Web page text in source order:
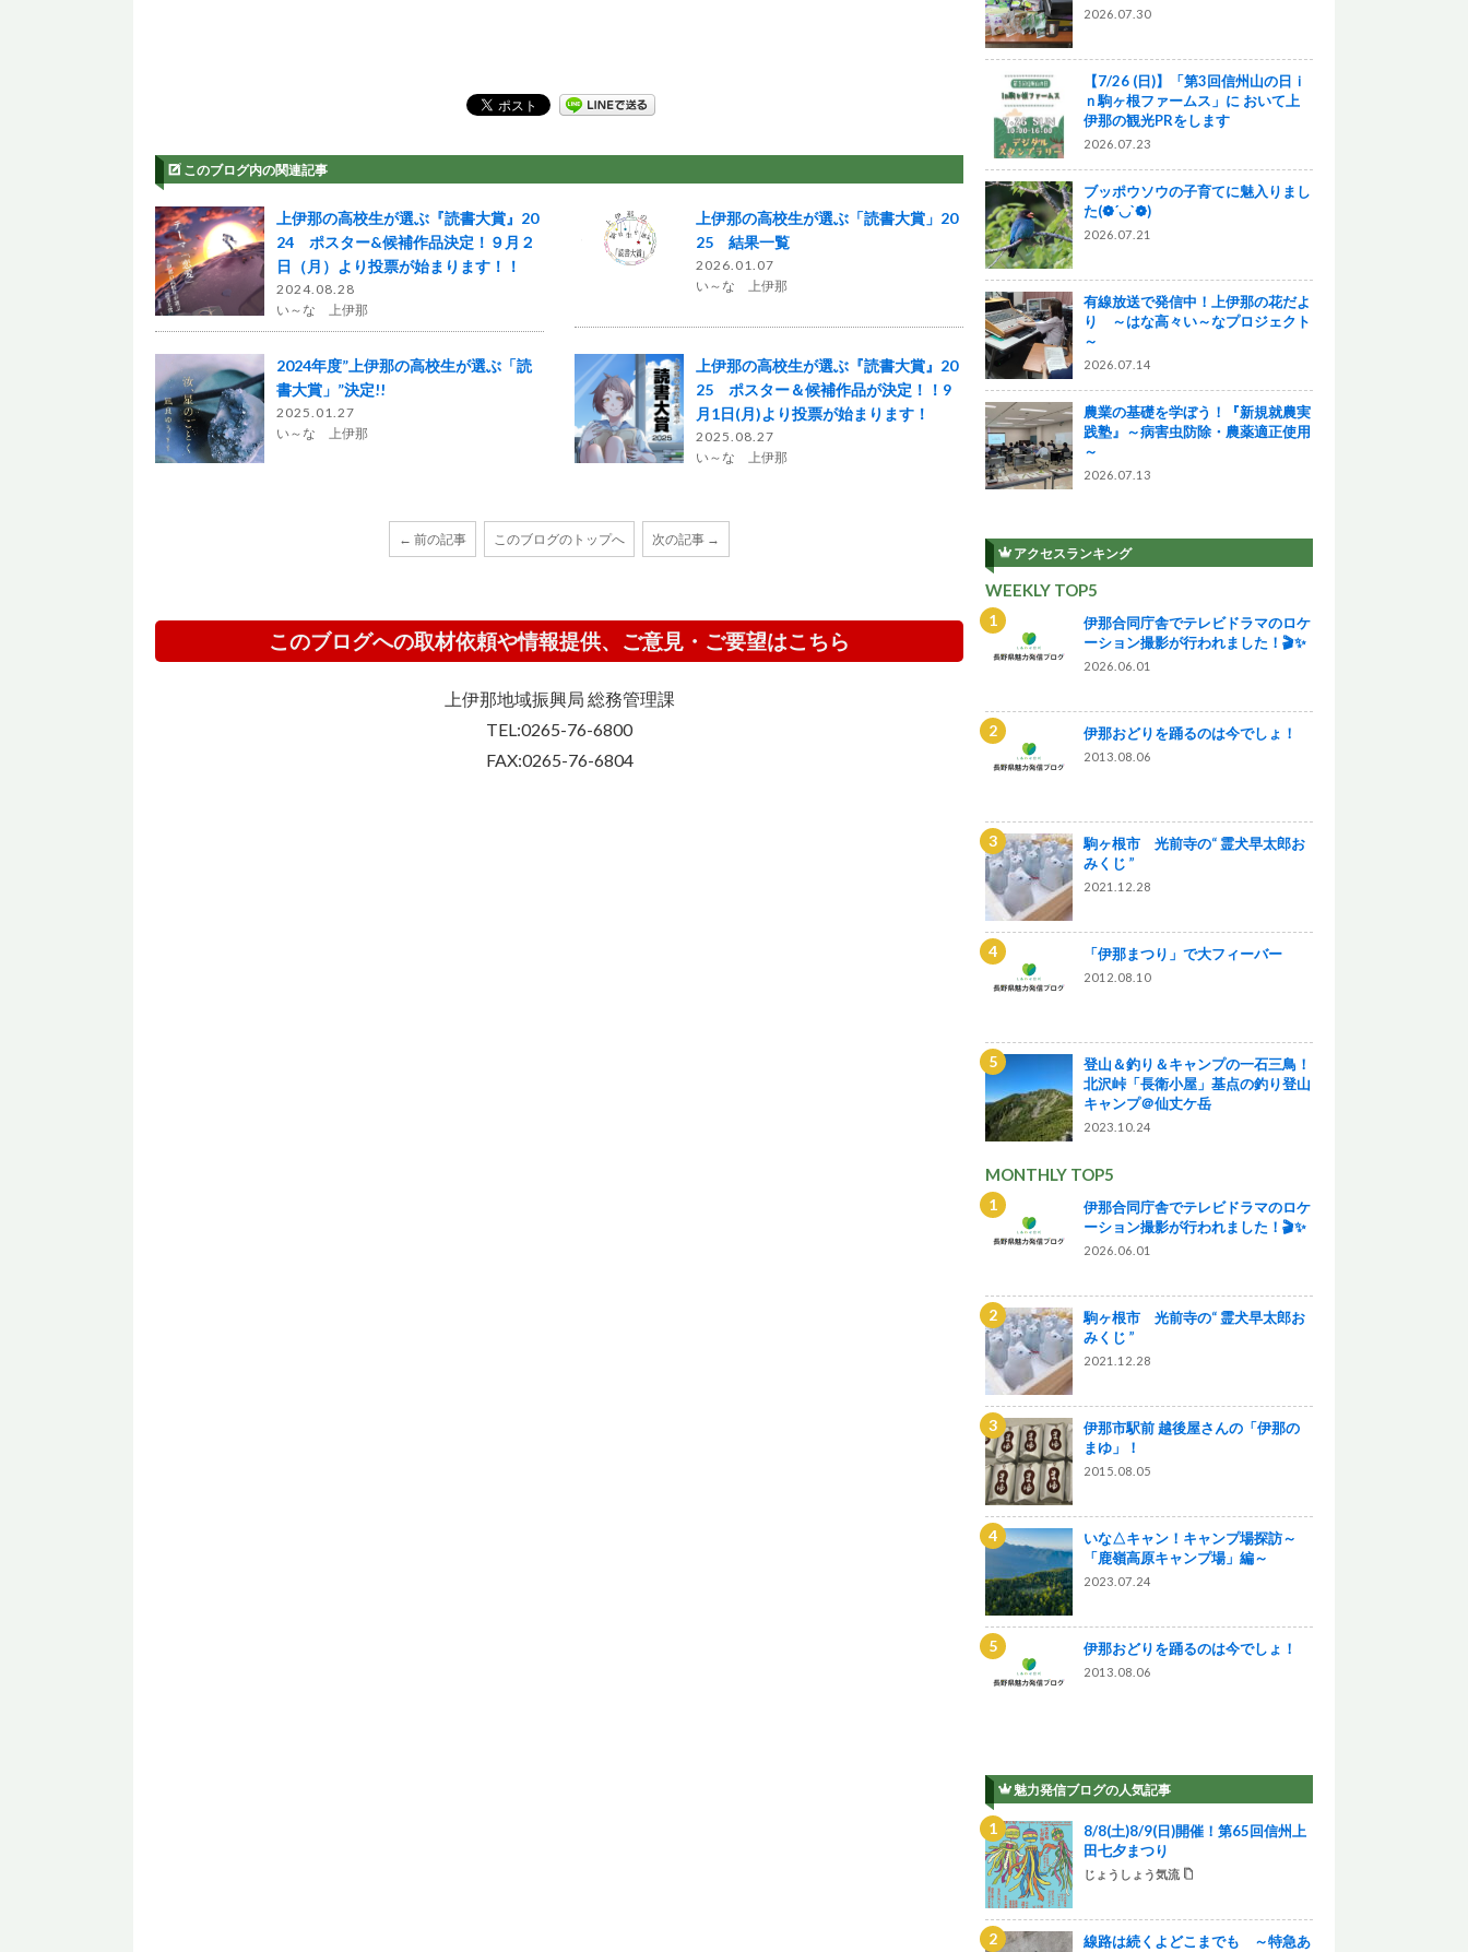
このブログ内の関連記事
上伊那の高校生が選ぶ『読書大賞』20
24 ポスター&候補作品決定！９月２
日（月）より投票が始まります！！
2024.08.28
い～な 上伊那
上伊那の高校生が選ぶ「読書大賞」20
25 結果一覧
2026.01.07
い～な 上伊那
2024年度”上伊那の高校生が選ぶ「読
書大賞」”決定!!
2025.01.27
い～な 上伊那
上伊那の高校生が選ぶ『読書大賞』20
25 ポスター＆候補作品が決定！！9
月1日(月)より投票が始まります！
2025.08.27
い～な 上伊那
← 前の記事 このブログのトップへ 次の記事 →
このブログへの取材依頼や情報提供、ご意見・ご要望はこちら
上伊那地域振興局 総務管理課
TEL:0265-76-6800
FAX:0265-76-6804
2026.07.30
【7/26 (日)】「第3回信州山の日ｉ
ｎ駒ヶ根ファームス」に おいて上
伊那の観光PRをします
2026.07.23
ブッポウソウの子育てに魅入りまし
た(❁´◡`❁)
2026.07.21
有線放送で発信中！上伊那の花だよ
り ～はな高々い～なプロジェクト
～
2026.07.14
農業の基礎を学ぼう！『新規就農実
践塾』～病害虫防除・農薬適正使用
～
2026.07.13
アクセスランキング
WEEKLY TOP5
伊那合同庁舎でテレビドラマのロケ
ーション撮影が行われました！🎬✨
2026.06.01
伊那おどりを踊るのは今でしょ！
2013.08.06
駒ヶ根市 光前寺の“ 霊犬早太郎お
みくじ ”
2021.12.28
「伊那まつり」で大フィーバー
2012.08.10
登山＆釣り＆キャンプの一石三鳥！
北沢峠「長衛小屋」基点の釣り登山
キャンプ＠仙丈ケ岳
2023.10.24
MONTHLY TOP5
伊那合同庁舎でテレビドラマのロケ
ーション撮影が行われました！🎬✨
2026.06.01
駒ヶ根市 光前寺の“ 霊犬早太郎お
みくじ ”
2021.12.28
伊那市駅前 越後屋さんの「伊那の
まゆ」！
2015.08.05
いな△キャン！キャンプ場探訪～
「鹿嶺高原キャンプ場」編～
2023.07.24
伊那おどりを踊るのは今でしょ！
2013.08.06
魅力発信ブログの人気記事
8/8(土)8/9(日)開催！第65回信州上
田七夕まつり
じょうしょう気流
線路は続くよどこまでも ～特急あ